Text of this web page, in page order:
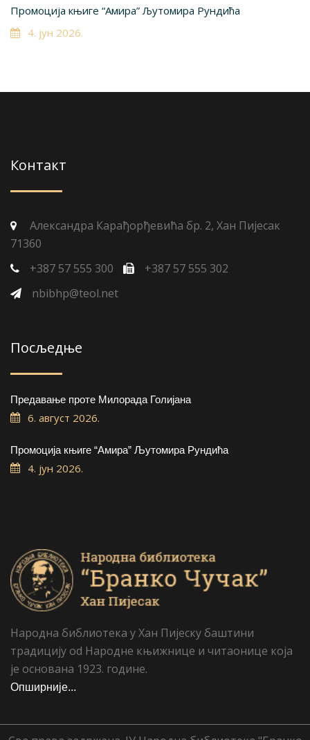
Промоција књиге “Амира” Љутомира Рундића
4. јун 2026.
Контакт
Александра Карађорђевића бр. 2, Хан Пијесак
71360
+387 57 555 300
+387 57 555 302
nbibhp@teol.net
Посљедње
Предавање проте Милорада Голијана
6. август 2026.
Промоција књиге “Амира” Љутомира Рундића
4. јун 2026.
Народна библиотека у Хан Пијеску баштини
традицију od Народне књижнице и читаонице која
је основана 1923. године.
Опширније...